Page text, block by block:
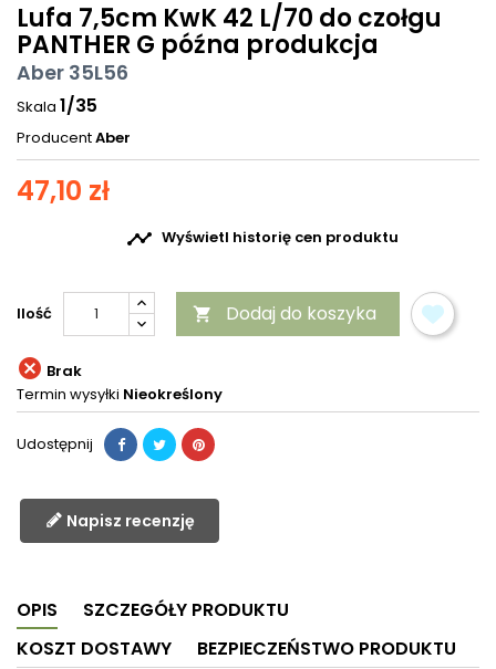
Lufa 7,5cm KwK 42 L/70 do czołgu
PANTHER G późna produkcja
Aber 35L56
Skala 1/35
ProducentAber
47,10 zł
 Wyświetl historię cen produktu
Ilość  Dodaj do koszyka
 Brak
Termin wysyłki Nieokreślony
Udostępnij
Napisz recenzję
OPIS
SZCZEGÓŁY PRODUKTU
KOSZT DOSTAWY
BEZPIECZEŃSTWO PRODUKTU